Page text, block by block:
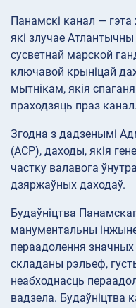
Панамскі канал —
які злучае
сусветнай марской
ключавой крыніцай
мытнікам, якія
праходзяць праз канал.
Згодна з дадзенымі
(ACP), даходы, якія
частку валавога
дзяржаўных даходаў.
Будаўніцтва
манументальны
пераадолення
складаны рэльеф,
неабходнасць
вадзела. Будаўніцтва